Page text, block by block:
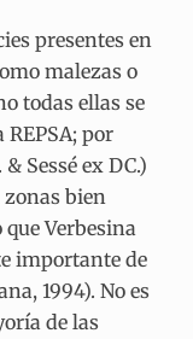
presentes en
malezas o
todas ellas se
por
Sessé ex DC.)
zonas bien
Verbesina
importante de
1994). No es
de las